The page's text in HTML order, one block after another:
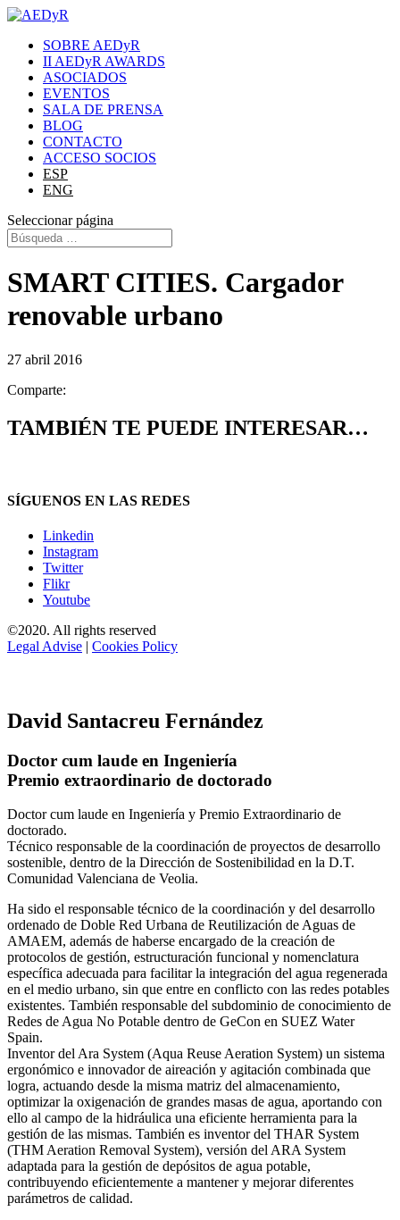
SOBRE AEDyR
II AEDyR AWARDS
ASOCIADOS
EVENTOS
SALA DE PRENSA
BLOG
CONTACTO
ACCESO SOCIOS
ESP
ENG
Seleccionar página
SMART CITIES. Cargador
renovable urbano
27 abril 2016
Comparte:
TAMBIÉN TE PUEDE INTERESAR…
SÍGUENOS EN LAS REDES
Linkedin
Instagram
Twitter
Flikr
Youtube
©2020. All rights reserved
Legal Advise | Cookies Policy
David Santacreu Fernández
Doctor cum laude en Ingeniería
Premio extraordinario de doctorado
Doctor cum laude en Ingeniería y Premio Extraordinario de
doctorado.
Técnico responsable de la coordinación de proyectos de desarrollo
sostenible, dentro de la Dirección de Sostenibilidad en la D.T.
Comunidad Valenciana de Veolia.
Ha sido el responsable técnico de la coordinación y del desarrollo
ordenado de Doble Red Urbana de Reutilización de Aguas de
AMAEM, además de haberse encargado de la creación de
protocolos de gestión, estructuración funcional y nomenclatura
específica adecuada para facilitar la integración del agua regenerada
en el medio urbano, sin que entre en conflicto con las redes potables
existentes. También responsable del subdominio de conocimiento de
Redes de Agua No Potable dentro de GeCon en SUEZ Water
Spain.
Inventor del Ara System (Aqua Reuse Aeration System) un sistema
ergonómico e innovador de aireación y agitación combinada que
logra, actuando desde la misma matriz del almacenamiento,
optimizar la oxigenación de grandes masas de agua, aportando con
ello al campo de la hidráulica una eficiente herramienta para la
gestión de las mismas. También es inventor del THAR System
(THM Aeration Removal System), versión del ARA System
adaptada para la gestión de depósitos de agua potable,
contribuyendo eficientemente a mantener y mejorar diferentes
parámetros de calidad.